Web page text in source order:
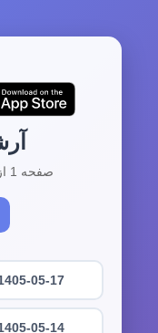
صفحه 1 از 343 | مجموع 3425 آرشیو
05-17
05-14